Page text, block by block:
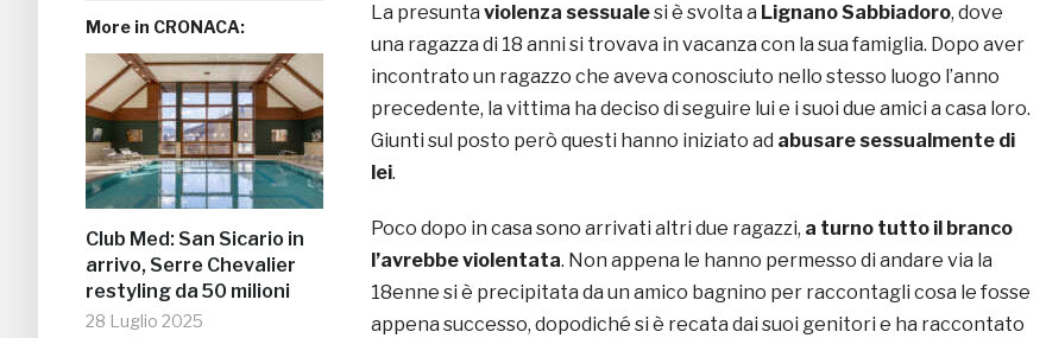
More in CRONACA:
Club Med: San Sicario in
arrivo, Serre Chevalier
restyling da 50 milioni
28 Luglio 2025
La presunta violenza sessualesi è svolta a Lignano Sabbiadoro, dove
una ragazza di 18 anni si trovava in vacanza con la sua famiglia. Dopo aver
incontrato un ragazzo che aveva conosciuto nello stesso luogo l’anno
precedente, la vittima ha deciso di seguire lui e i suoi due amici a casa loro.
Giunti sul posto però questi hanno iniziato ad abusare sessualmente di
lei.
Poco dopo in casa sono arrivati altri due ragazzi, a turno tutto il branco
l’avrebbe violentata. Non appena le hanno permesso di andare via la
18enne si è precipitata da un amico bagnino per raccontagli cosa le fosse
appena successo, dopodiché si è recata dai suoi genitori e ha raccontato